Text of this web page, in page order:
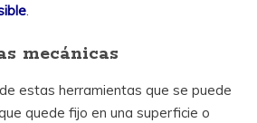
.
mecánicas
estas herramientas que se puede
quede fijo en una superficie o